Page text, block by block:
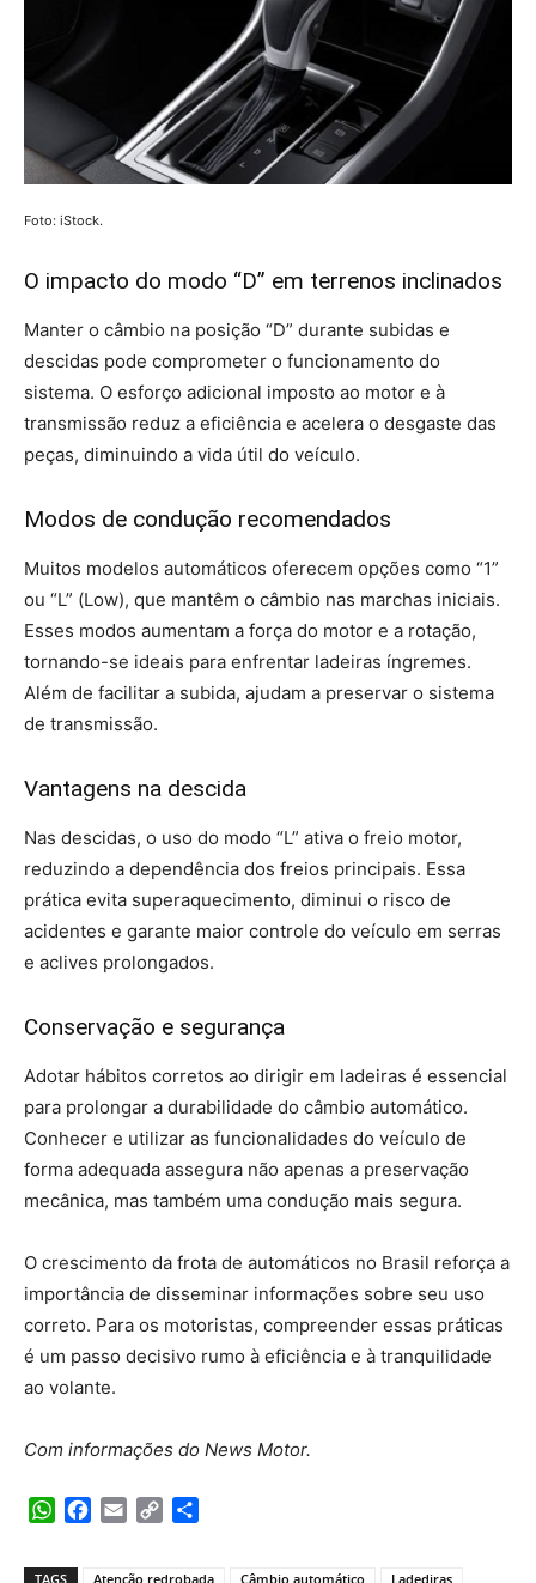
Foto: iStock.
O impacto do modo “D” em terrenos inclinados
Manter o câmbio na posição “D” durante subidas e
descidas pode comprometer o funcionamento do
sistema. O esforço adicional imposto ao motor e à
transmissão reduz a eficiência e acelera o desgaste das
peças, diminuindo a vida útil do veículo.
Modos de condução recomendados
Muitos modelos automáticos oferecem opções como “1”
ou “L” (Low), que mantêm o câmbio nas marchas iniciais.
Esses modos aumentam a força do motor e a rotação,
tornando-se ideais para enfrentar ladeiras íngremes.
Além de facilitar a subida, ajudam a preservar o sistema
de transmissão.
Vantagens na descida
Nas descidas, o uso do modo “L” ativa o freio motor,
reduzindo a dependência dos freios principais. Essa
prática evita superaquecimento, diminui o risco de
acidentes e garante maior controle do veículo em serras
e aclives prolongados.
Conservação e segurança
Adotar hábitos corretos ao dirigir em ladeiras é essencial
para prolongar a durabilidade do câmbio automático.
Conhecer e utilizar as funcionalidades do veículo de
forma adequada assegura não apenas a preservação
mecânica, mas também uma condução mais segura.
O crescimento da frota de automáticos no Brasil reforça a
importância de disseminar informações sobre seu uso
correto. Para os motoristas, compreender essas práticas
é um passo decisivo rumo à eficiência e à tranquilidade
ao volante.
Com informações do News Motor.
WhatsApp
Facebook
Email Copy
TAGS Atenção redrobada Câmbio automático Ladediras